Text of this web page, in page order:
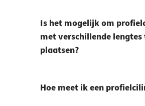
Is het mogelijk om
met verschillende lengtes
plaatsen?
Hoe meet ik een